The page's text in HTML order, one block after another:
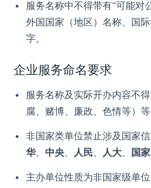
服务名称中不得带有“可能对
外国国家（地区）名称、国
字。
企业服务命名要求
服务名称及实际开办内容不
腐、赌博、廉政、色情等）等
非国家类单位禁止涉及国家
华、 中央、 人民、 人大、 国家
主办单位性质为非国家级单